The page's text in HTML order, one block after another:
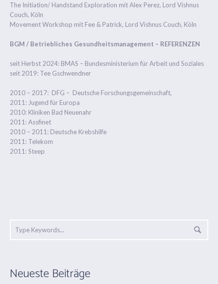
The Initiation/ Handstand Exploration mit Alex Perez, Lord Vishnus
Couch, Köln
Movement Workshop mit Fee & Patrick, Lord Vishnus Couch, Köln
BGM / Betriebliches Gesundheitsmanagement – REFERENZEN
seit Herbst 2024: BMAS – Bundesministerium für Arbeit und Soziales
seit 2019: Tee Gschwendner
2010 – 2017: DFG – Deutsche Forschungsgemeinschaft,
2011: Jugend für Europa
2010: Kliniken Bad Neuenahr
2011: Assfinet
2010 – 2011: Deutsche Krebshilfe
2011: Telekom
2011: Steep
Neueste Beiträge